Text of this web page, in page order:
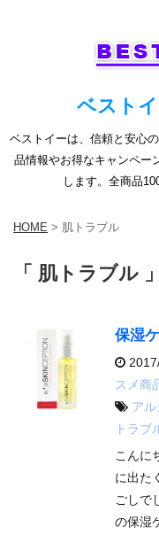
ベスト
ベストイーは、信頼と安心
品情報やお得なキャンペー
します。全商品
HOME > 肌トラブル
「 肌トラブル
保湿
スメ商
ア
トラブ
こんに
に出た
ごしで
の保湿